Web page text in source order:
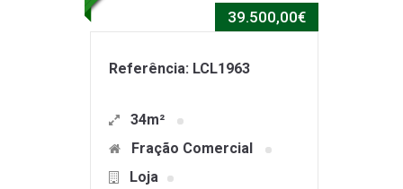
39.500,00€
Referência: LCL1963
34m²
Fração Comercial
Loja